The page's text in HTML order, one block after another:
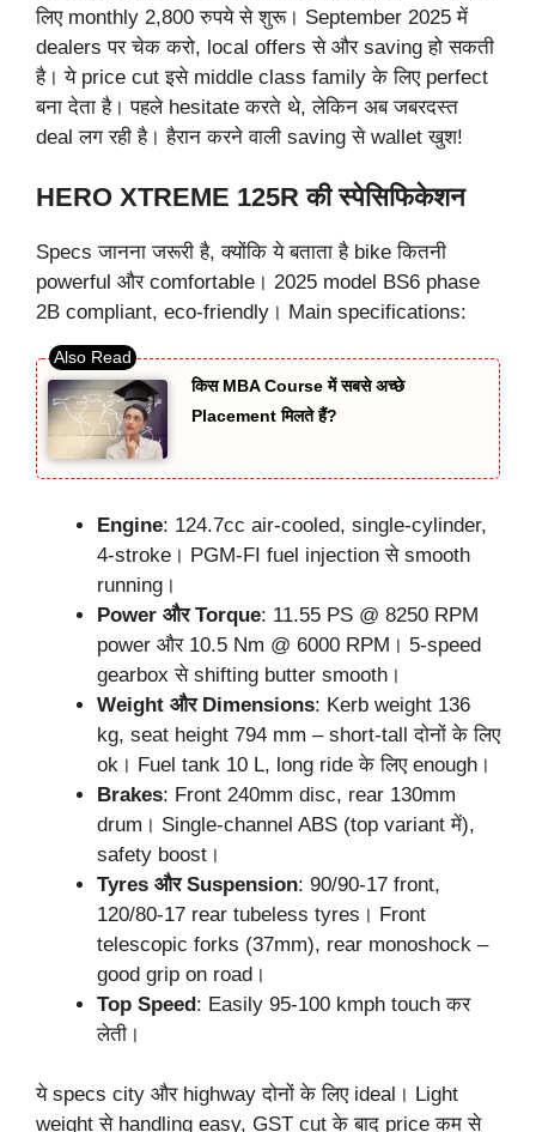
लिए monthly 2,800 रुपये से शुरू। September 2025 में
dealers पर चेक करो, local offers से और saving हो सकती
है। ये price cut इसे middle class family के लिए perfect
बना देता है। पहले hesitate करते थे, लेकिन अब जबरदस्त
deal लग रही है। हैरान करने वाली saving से wallet खुश!
HERO XTREME 125R की स्पेसिफिकेशन
Specs जानना जरूरी है, क्योंकि ये बताता है bike कितनी
powerful और comfortable। 2025 model BS6 phase
2B compliant, eco-friendly। Main specifications:
किस MBA Course में सबसे अच्छे
Placement मिलते हैं?
Engine: 124.7cc air-cooled, single-cylinder,
4-stroke। PGM-FI fuel injection से smooth
running।
Power और Torque: 11.55 PS @ 8250 RPM
power और 10.5 Nm @ 6000 RPM। 5-speed
gearbox से shifting butter smooth।
Weight और Dimensions: Kerb weight 136
kg, seat height 794 mm – short-tall दोनों के लिए
ok। Fuel tank 10 L, long ride के लिए enough।
Brakes: Front 240mm disc, rear 130mm
drum। Single-channel ABS (top variant में),
safety boost।
Tyres और Suspension: 90/90-17 front,
120/80-17 rear tubeless tyres। Front
telescopic forks (37mm), rear monoshock –
good grip on road।
Top Speed: Easily 95-100 kmph touch कर
लेती।
ये specs city और highway दोनों के लिए ideal। Light
weight से handling easy, GST cut के बाद price कम से